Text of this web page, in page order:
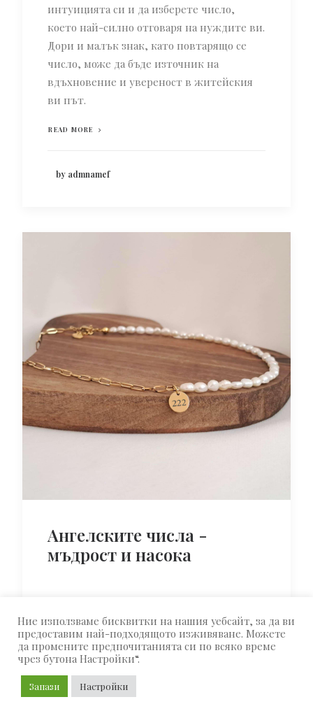
интуицията си и да изберете число,
което най-силно отговаря на нуждите ви.
Дори и малък знак, като повтарящо се
число, може да бъде източник на
вдъхновение и увереност в житейския
ви път.
READ MORE
by admnamef
Ангелските числа -
мъдрост и насока
Ангелските числа са числа или
последователности от числа, които се
появяват многократно в живота ни и се
вселената или ангелите. Тези числа често
Ние използваме бисквитки на нашия уебсайт, за да ви
предоставим най-подходящото изживяване. Можете
да промените предпочитанията си по всяко време
чрез бутона Настройки“.
Запази Настройки